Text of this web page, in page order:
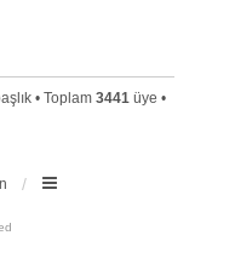
• Toplam 3441üye •